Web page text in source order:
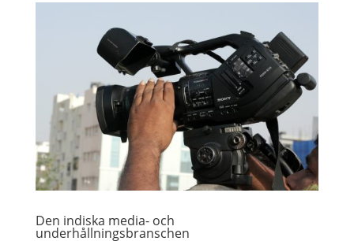
Den indiska media- och
underhållningsbranschen